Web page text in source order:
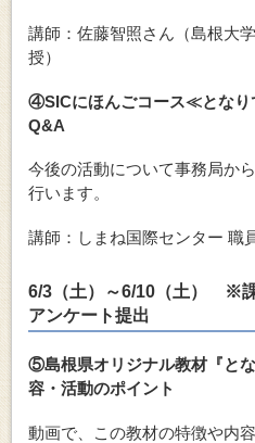
講師：佐藤智照さん（島根大
授）
④SICにほんごコース≪とな
Q&A
今後の活動について事務局か
行います。
講師：しまね国際センター 職
6/3（土）～6/10（土） ※
アンケート提出
⑤島根県オリジナル教材『と
容・活動のポイント
動画で、この教材の特徴や内